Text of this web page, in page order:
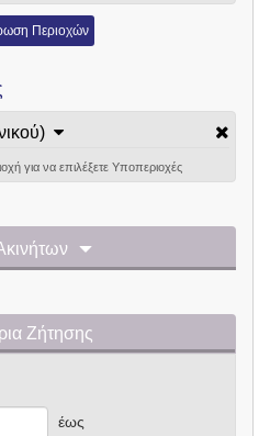
Περιοχών
για να επιλέξετε Υποπεριοχές
Ζήτησης
έως